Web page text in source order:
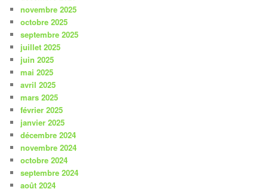
novembre 2025
octobre 2025
septembre 2025
juillet 2025
juin 2025
mai 2025
avril 2025
mars 2025
février 2025
janvier 2025
décembre 2024
novembre 2024
octobre 2024
septembre 2024
août 2024